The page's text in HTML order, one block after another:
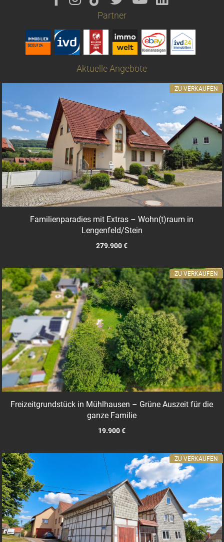
Partner
Aktuelle Angebote
Familienparadies mit Extras – Wohn(t)raum in
Lengenfeld/Stein
279.900 €
ZU VERKAUFEN
Freizeitgrundstück in Mühlhausen – Grüne Auszeit für die
ganze Familie
19.900 €
ZU VERKAUFEN
ZU VERKAUFEN